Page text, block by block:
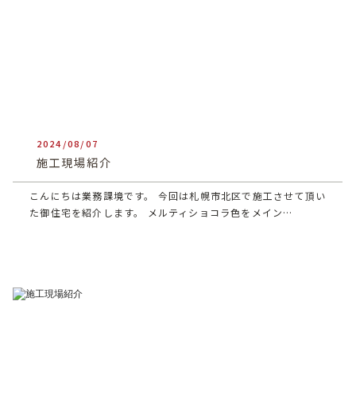
2024/08/07
施工現場紹介
こんにちは業務課境です。 今回は札幌市北区で施工させて頂い
た御住宅を紹介します。 メルティショコラ色をメイン…